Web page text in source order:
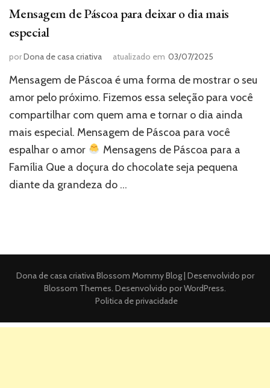
Mensagem de Páscoa para deixar o dia mais
especial
porDona de casa criativa atualizado em 03/07/2025
Mensagem de Páscoa é uma forma de mostrar o seu
amor pelo próximo. Fizemos essa seleção para você
compartilhar com quem ama e tornar o dia ainda
mais especial. Mensagem de Páscoa para você
espalhar o amor
Mensagens de Páscoa para a
Família Que a doçura do chocolate seja pequena
diante da grandeza do …
Dona de casa criativaBlossom Mommy Blog | Desenvolvido por
Blossom Themes. Desenvolvido porWordPress.
Politica de privacidade